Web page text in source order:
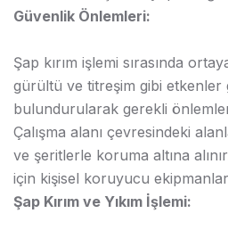
Güvenlik Önlemleri:
Şap kırım işlemi sırasında
gürültü ve titreşim gibi etkenler
bulundurularak gerekli önlemler
Çalışma alanı çevresindeki
ve şeritlerle koruma altına
için kişisel koruyucu ekipmanlar
Şap Kırım ve Yıkım İşlemi: